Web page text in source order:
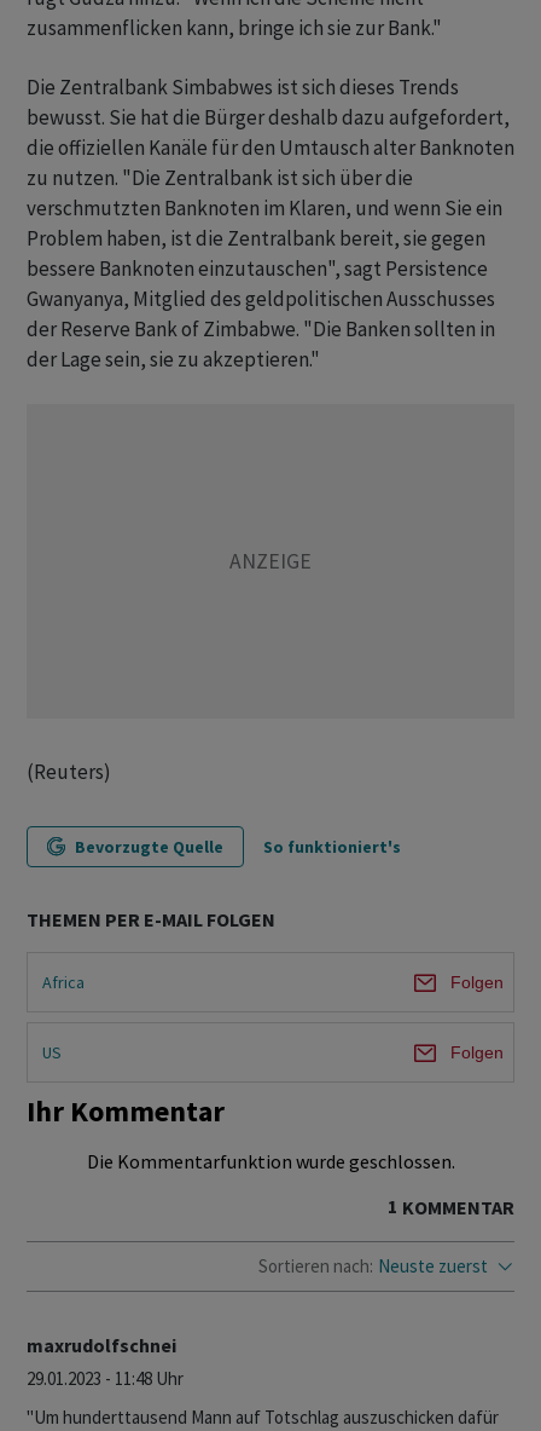
zusammenflicken kann, bringe ich sie zur Bank."
Die Zentralbank Simbabwes ist sich dieses Trends
bewusst. Sie hat die Bürger deshalb dazu aufgefordert,
die offiziellen Kanäle für den Umtausch alter Banknoten
zu nutzen. "Die Zentralbank ist sich über die
verschmutzten Banknoten im Klaren, und wenn Sie ein
Problem haben, ist die Zentralbank bereit, sie gegen
bessere Banknoten einzutauschen", sagt Persistence
Gwanyanya, Mitglied des geldpolitischen Ausschusses
der Reserve Bank of Zimbabwe. "Die Banken sollten in
der Lage sein, sie zu akzeptieren."
(Reuters)
Bevorzugte Quelle So funktioniert's
THEMEN PER E-MAIL FOLGEN
Africa Folgen
US Folgen
Ihr Kommentar
Die Kommentarfunktion wurde geschlossen.
1 KOMMENTAR
Sortieren nach: Neuste zuerst
maxrudolfschnei
29.01.2023 - 11:48 Uhr
"Um hunderttausend Mann auf Totschlag auszuschicken dafür